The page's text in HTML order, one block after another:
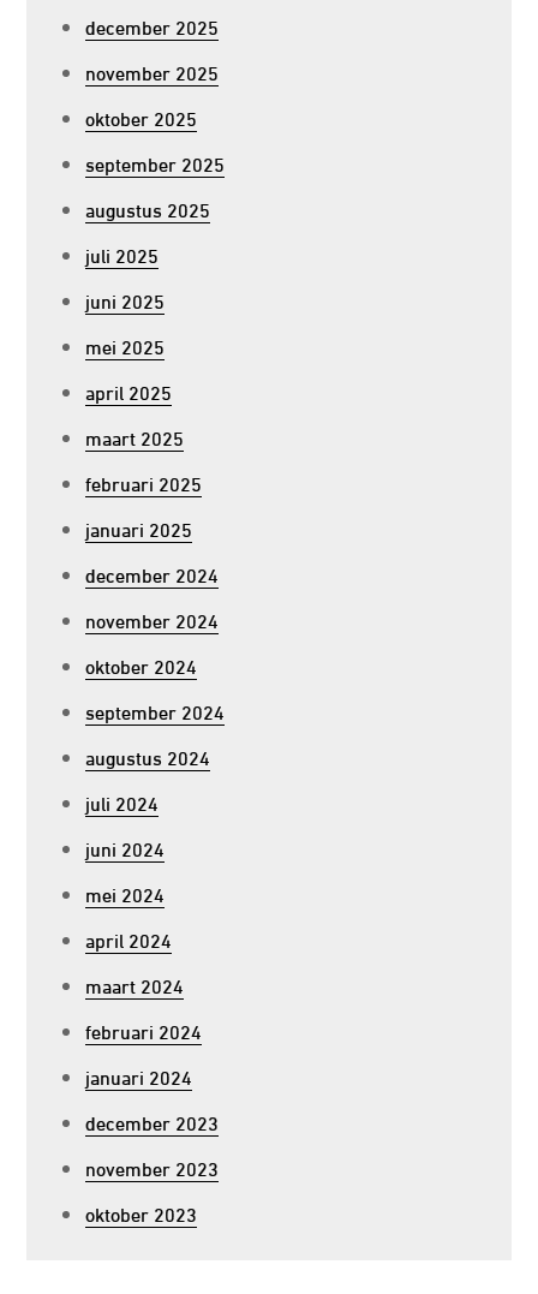
december 2025
november 2025
oktober 2025
september 2025
augustus 2025
juli 2025
juni 2025
mei 2025
april 2025
maart 2025
februari 2025
januari 2025
december 2024
november 2024
oktober 2024
september 2024
augustus 2024
juli 2024
juni 2024
mei 2024
april 2024
maart 2024
februari 2024
januari 2024
december 2023
november 2023
oktober 2023